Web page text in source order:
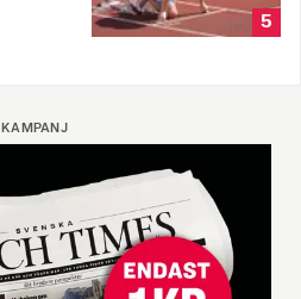
5
KAMPANJ